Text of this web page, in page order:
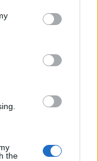
You may click to
party tags to
in below Google
the
δεν είναι
είπε για τα
Για
ο